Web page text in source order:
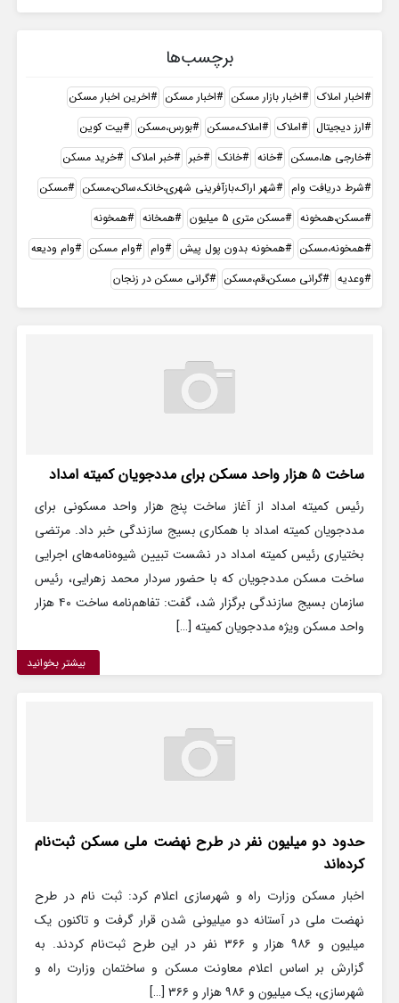
برچسب‌ها
اخبار املاک اخبار بازار مسکن اخبار مسکن
اخرین اخبار مسکن
ارز دیجیتال
املاک املاک،مسکن بورس،مسکن
بیت کوین
خارجی ها،مسکن
خانه خانک خبر خبر املاک
خرید مسکن
شرط دریافت وام
شهر اراک،بازآفرینی شهری،خانک،ساکن،مسکن
مسکن
مسکن،همخونه
مسکن متری ۵ میلیون همخانه
همخونه
همخونه،مسکن
همخونه بدون پول پیش وام وام مسکن
وام ودیعه
وعدیه
گرانی مسکن،قم،مسکن گرانی مسکن در زنجان
ساخت ۵ هزار واحد مسکن برای مددجویان کمیته امداد
رئیس کمیته امداد از آغاز ساخت پنج هزار واحد مسکونی برای
مددجویان کمیته امداد با همکاری بسیج سازندگی خبر داد. مرتضی
بختیاری رئیس کمیته امداد در نشست تبیین شیوه‌نامه‌های اجرایی
ساخت مسکن مددجویان که با حضور سردار محمد زهرایی، رئیس
سازمان بسیج سازندگی برگزار شد، گفت: تفاهم‌نامه ساخت ۴۰ هزار
واحد مسکن ویژه مددجویان کمیته […]
بیشتر بخوانید
حدود دو میلیون نفر در طرح نهضت ملی مسکن ثبت‌نام
کرده‌اند
اخبار مسکن وزارت راه و شهرسازی اعلام کرد: ثبت نام در طرح
نهضت ملی در آستانه دو میلیونی شدن قرار گرفت و تاکنون یک
میلیون و ۹۸۶ هزار و ۳۶۶ نفر در این طرح ثبت‌نام کردند. به
گزارش بر اساس اعلام معاونت مسکن و ساختمان وزارت راه و
شهرسازی، یک میلیون و ۹۸۶ هزار و ۳۶۶ […]